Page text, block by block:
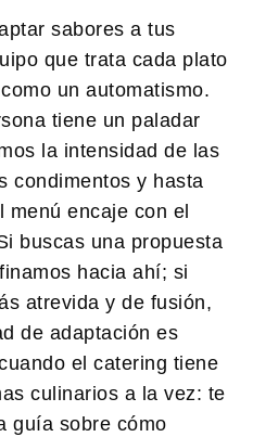
sabores a tus
que trata cada plato
un automatismo.
tiene un paladar
la intensidad de las
condimentos y hasta
menú encaje con el
buscas una propuesta
hacia ahí; si
atrevida y de fusión,
de adaptación es
el catering tiene
culinarios a la vez: te
guía sobre cómo